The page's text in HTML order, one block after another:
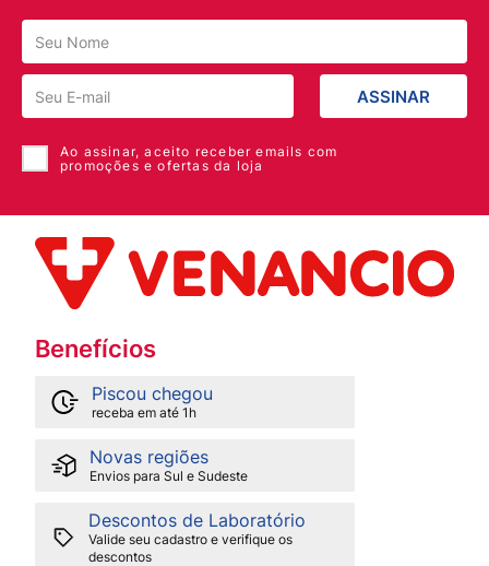
ASSINAR
Ao assinar, aceito receber emails com
promoções e ofertas da loja
Benefícios
Piscou chegou
receba em até 1h
Novas regiões
Envios para Sul e Sudeste
Descontos de Laboratório
Valide seu cadastro e verifique os
descontos